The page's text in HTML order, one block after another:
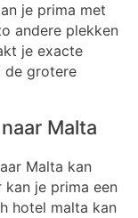
je prima met
andere plekken
je exacte
de grotere
Malta
Malta kan
je prima een
hotel malta kan